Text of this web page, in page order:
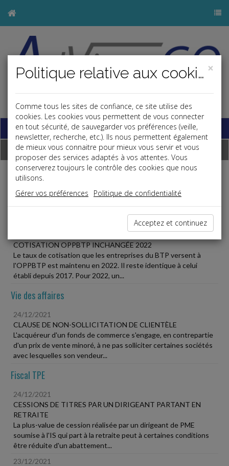
Base documentaire
Dépêches
Liste des dernières dépêches
COTISATION OPPBTP INCHANGÉE 2022
Le taux de cotisation que les entreprises du BTP versent à
l'OPPBTP est maintenu en 2022. Il reste identique à celui
établi depuis 2017. Pour 2022, un...
Vie des affaires
24/12/2021
CLAUSE DE NON-SOLLICITATION DE CLIENTÈLE
L'acquéreur d'un fonds de commerce s'engage, en contrepartie
d'un prix de vente minoré, à ne pas solliciter certaines sociétés
avec lesquelles son vendeur...
Fiscal TPE
24/12/2021
CESSIONS DE TITRES PAR UN DIRIGEANT PARTANT EN
RETRAITE
La plus-value de cession réalisée par un dirigeant de PME
soumise à l'IS qui part à la retraite peut à certaines conditions
être réduite d'un abattement...
23/12/2021
×
Politique relative aux cookies
Comme tous les sites de confiance, ce site utilise des
cookies. Les cookies vous permettent de vous connecter
en tout sécurité, de sauvegarder vos préférences (veille,
newsletter, recherche, etc.). Ils nous permettent également
de mieux vous connaitre pour mieux vous servir et vous
proposer des services adaptés à vos attentes. Vous
conserverez toujours le contrôle des cookies que nous
utilisons.
Gérer vos préférences
Politique de confidentialité
Acceptez et continuez